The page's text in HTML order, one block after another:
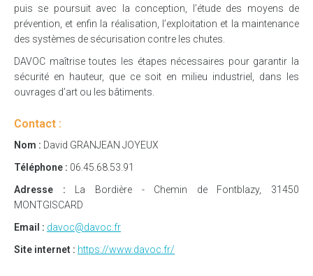
puis se poursuit avec la conception, l’étude des moyens de
prévention, et enfin la réalisation, l’exploitation et la maintenance
des systèmes de sécurisation contre les chutes.
DAVOC maîtrise toutes les étapes nécessaires pour garantir la
sécurité en hauteur, que ce soit en milieu industriel, dans les
ouvrages d’art ou les bâtiments.
Contact :
Nom : David GRANJEAN JOYEUX
Téléphone : 06.45.68.53.91
Adresse : La Bordière - Chemin de Fontblazy, 31450
MONTGISCARD
Email : davoc@davoc.fr
Site internet : https://www.davoc.fr/